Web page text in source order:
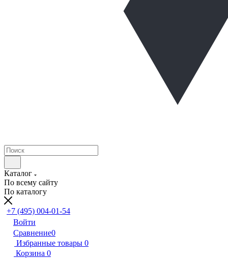
Каталог
По всему сайту
По каталогу
+7 (495) 004-01-54
Войти
Сравнение0
Избранные товары 0
Корзина 0